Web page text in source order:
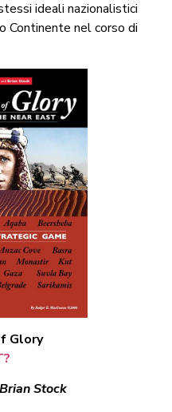
ideali nazionalistici
Continente nel corso di
Glory
Stock